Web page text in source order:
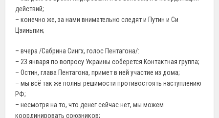
действий;
– конечно же, за нами внимательно следят и Путин и Си
Цзиньпин;
– вчера /Сабрина Сингх, голос Пентагона/:
– 23 января по вопросу Украины соберётся Контактная группа;
– Остин, глава Пентагона, примет в ней участие из дома;
– мы всё так же полны решимости противостоять наступлению
РФ;
– несмотря на то, что денег сейчас нет, мы можем
координировать союзников;